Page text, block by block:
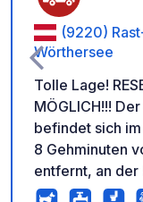
(9220)
Wörthersee
Tolle Lage!
MÖGLICH!!!
befindet sich
8 Gehminuten
entfernt, an der
Augsdorferstr./